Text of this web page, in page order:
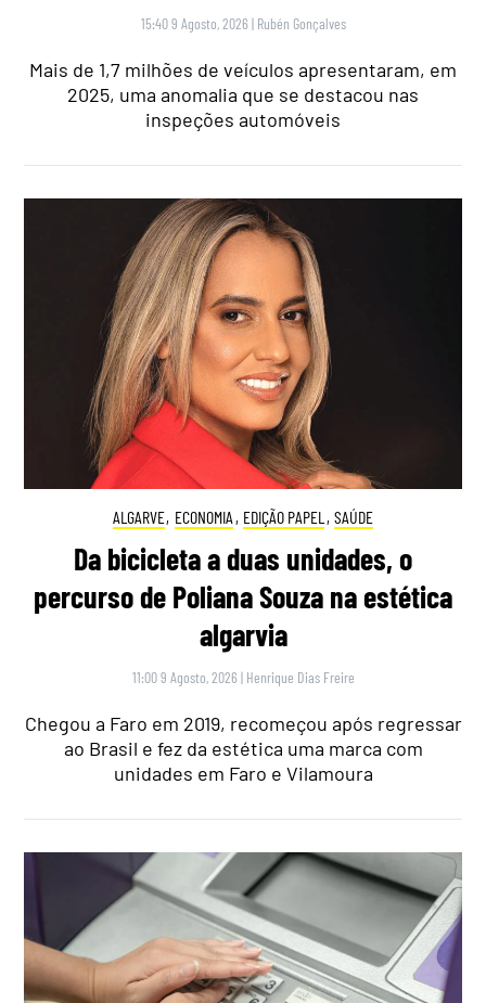
15:40 9 Agosto, 2026 | Rubén Gonçalves
Mais de 1,7 milhões de veículos apresentaram, em
2025, uma anomalia que se destacou nas
inspeções automóveis
ALGARVE, ECONOMIA , EDIÇÃO PAPEL , SAÚDE
Da bicicleta a duas unidades, o
percurso de Poliana Souza na estética
algarvia
11:00 9 Agosto, 2026 | Henrique Dias Freire
Chegou a Faro em 2019, recomeçou após regressar
ao Brasil e fez da estética uma marca com
unidades em Faro e Vilamoura